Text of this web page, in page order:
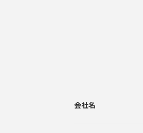
会社名